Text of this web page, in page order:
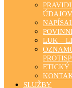
LUK –
ETICKÝ
SLUŽBY